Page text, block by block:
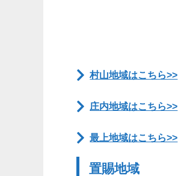
村山地域はこちら>>
庄内地域はこちら>>
最上地域はこちら>>
置賜地域